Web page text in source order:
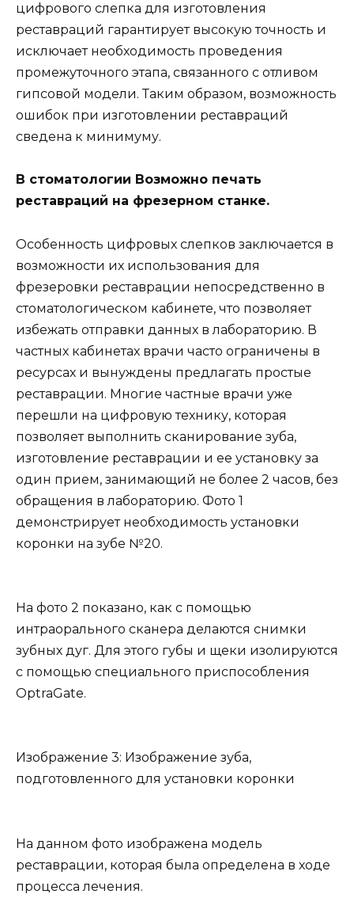
цифрового слепка для изготовления
реставраций гарантирует высокую точность и
исключает необходимость проведения
промежуточного этапа, связанного с отливом
гипсовой модели. Таким образом, возможность
ошибок при изготовлении реставраций
сведена к минимуму.
В стоматологии Возможно печать
реставраций на фрезерном станке.
Особенность цифровых слепков заключается в
возможности их использования для
фрезеровки реставрации непосредственно в
стоматологическом кабинете, что позволяет
избежать отправки данных в лабораторию. В
частных кабинетах врачи часто ограничены в
ресурсах и вынуждены предлагать простые
реставрации. Многие частные врачи уже
перешли на цифровую технику, которая
позволяет выполнить сканирование зуба,
изготовление реставрации и ее установку за
один прием, занимающий не более 2 часов, без
обращения в лабораторию. Фото 1
демонстрирует необходимость установки
коронки на зубе №20.
На фото 2 показано, как с помощью
интраорального сканера делаются снимки
зубных дуг. Для этого губы и щеки изолируются
с помощью специального приспособления
OptraGate.
Изображение 3: Изображение зуба,
подготовленного для установки коронки
На данном фото изображена модель
реставрации, которая была определена в ходе
процесса лечения.